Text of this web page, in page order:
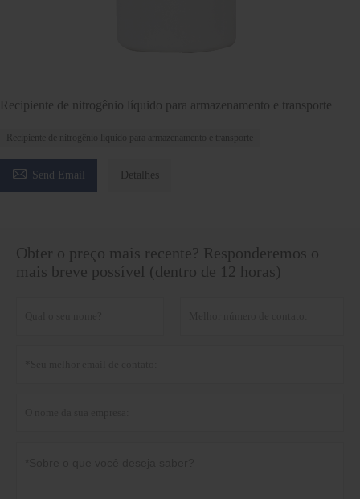
Recipiente de nitrogênio líquido para armazenamento e transporte
Recipiente de nitrogênio líquido para armazenamento e transporte
 Send Email Detalhes
Obter o preço mais recente? Responderemos o
mais breve possível (dentro de 12 horas)